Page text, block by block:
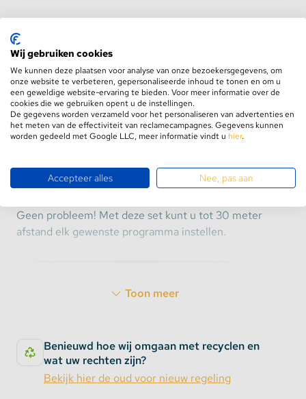
Mi-Light RGB/W/CCT 3 in 1
Smart LED controller set
Zoekt u een luxe maar toch voordelige besturing
voor uw RGB, RGBW of RGB+CCT led verlichting?
Met deze set van Mi-Light haalt u kwaliteit in huis
volledig touch en kan door middel van een handige
kleurenring moeiteloos van kleur veranderen. Wilt u
Geen probleem! Met deze set kunt u tot 30 meter
afstand elk gewenste programma instellen.
Toon meer
Benieuwd hoe wij omgaan met recyclen en
wat uw rechten zijn?
Bekijk hier de oud voor nieuw regeling
Wij gebruiken cookies
We kunnen deze plaatsen voor analyse van onze bezoekersgegevens, om
onze website te verbeteren, gepersonaliseerde inhoud te tonen en om u
een geweldige website-ervaring te bieden. Voor meer informatie over de
cookies die we gebruiken opent u de instellingen.
De gegevens worden verzameld voor het personaliseren van advertenties en
het meten van de effectiviteit van reclamecampagnes. Gegevens kunnen
worden gedeeld met Google LLC, meer informatie vindt u hier.
Accepteer alles Nee, pas aan